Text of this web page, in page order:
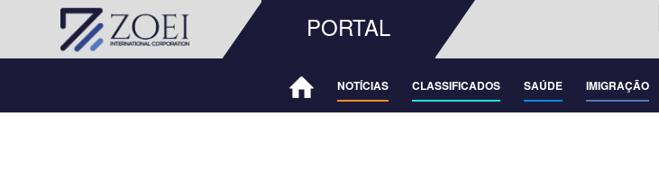
PORTAL
NOTÍCIAS CLASSIFICADOS SAÚDE IMIGRAÇÃO